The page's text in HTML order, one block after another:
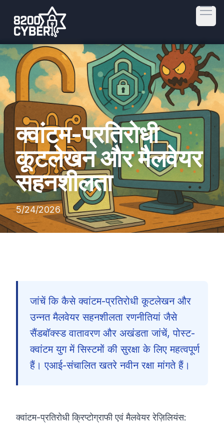
क्वांटम-प्रतिरोधी
कूटलेखन और मैलवेयर
सहनशीलता
5/24/2026
जांचें कि कैसे क्वांटम-प्रतिरोधी कूटलेखन और
उन्नत मैलवेयर सहनशीलता रणनीतियां जैसे
सैंडबॉक्स्ड वातावरण और अखंडता जांचें, पोस्ट-
क्वांटम युग में सिस्टमों की सुरक्षा के लिए महत्वपूर्ण
हैं। एआई-संचालित खतरे नवीन रक्षा मांगते हैं।
क्वांटम-प्रतिरोधी क्रिप्टोग्राफी एवं मैलवेयर रेज़िलियंस: